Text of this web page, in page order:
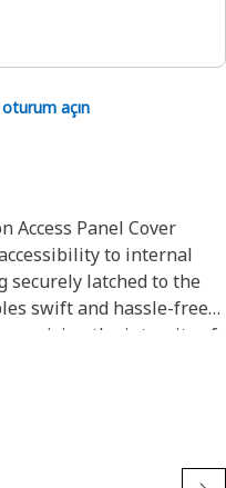
açın
Access Panel Cover
to internal
securely latched to the
swift and hassle-free
the integrity of